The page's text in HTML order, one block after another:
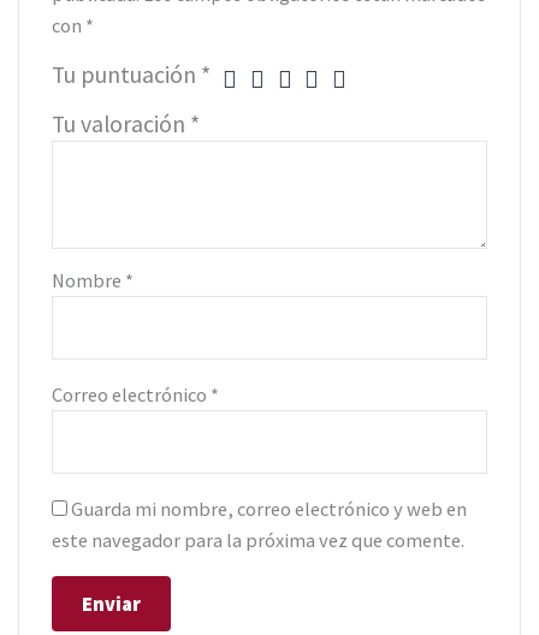
con *
Tu puntuación *
Tu valoración *
Nombre *
Correo electrónico *
Guarda mi nombre, correo electrónico y web en
este navegador para la próxima vez que comente.